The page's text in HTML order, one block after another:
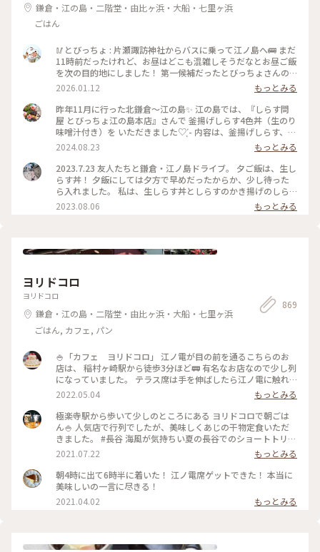
鎌倉・江の島・二階堂・由比ヶ浜・大船・七里ヶ浜
ごはん
🥢とびっちょ : 片瀬諏訪神社からバスに乗って江ノ島へ🚌 まだ
11時前だったけれど、お昼はどこも混雑しそうだなとお昼ご飯
を次の目的地にしました！ 第一候補だったとびっちょさんの
本店へ🐾 整理券を発券して待つことになりました。 70分ほど
待って店内に入り、お昼ご飯にぴったりな時間にいただきます
🙏🏻できました😊 頼んだのは、釜揚げしらす丼です🤍 大きな
どんぶりにたっぷりしらす丼とお野菜たち✨ ご飯の量や卵の有
無なども選べました💡 そのままでも美味しいのですが、特製
のポン酢をかけてさっぱりといただくのがまた格別で😋 最後
まで美味しかったです！ どんぶりには生のりのお味噌汁も付
いていてあたたまりました♨️ : ちょっと休憩して、江ノ島を満
喫します🐾 江ノ島は以前にも来たことがありますが、神社を
参拝した記憶がなく、多分エスカー乗り場1区周辺で引き返し
たような気がします… そんなわけでほぼ初めての江ノ島散策楽
しみます🎵 : 📷:2025.12.29 Mon. : #開運旅 #江ノ島 #江ノ島散
2026.01.12
もっとみる
昨年11月に行った北鎌倉〜江の島✨ 江の島では、『しらす問
屋 とびっちょ江の島本店』さんで 釜揚げしらす4色丼（生のり
味噌汁付き）を いただきました♡ ̖́- 内容は、釜揚げしらす、ネ
ギトロ、 いくら、桜えびの醤油漬けです👏🏻✨️ とっても美味
しくて感動したのに、 なぜか投稿をうっかり忘れていました
(^^;;💦 全ての食材が新鮮︎︎𓂃⟡.· もちろん、釜揚げしらすも と
ても美味しかったです♡ お味噌汁もホッとしました✨ また食
べに行きたいです(*´꒳`*) 江の島にも行きたいなぁ〜🌊⛩️ #し
らす問屋とびっちょ江の島本店 #とびっちょ #しらす #しらす
丼 #釜揚げしらす #釜揚げしらす4色丼 #ことりっぷ旅2024
2024.08.23
もっとみる
2023.7.23 友人たちと鎌倉・江ノ島ドライブ。 夕ご飯は、生し
らす丼！ 夕飯にしては夕方で早めだったからか、少し待った
ら入れました。 私は、生しらす丼としらすのかき揚げのしら
す御膳。佃煮にもしらすがふんだんに使われていて、美味しか
ったです♪ 友人たちは、しらすと海老の醤油漬けや、しらふ
らす #とびっちょ #江ノ島 #鎌倉 #私のことりっぷ旅
2023.08.06 もっとみる
ヨリドコロ
ヨリドコロ
鎌倉・江の島・二階堂・由比ヶ浜・大船・七里ヶ浜
ごはん, カフェ, パン
869
🍚「カフェ ヨリドコロ」 江ノ電が目の前を通るこちらのお
店は、 稲村ヶ崎駅から徒歩3分ほど🚃 有名なお店なので少し列
になっていました。 テラス席は手を伸ばしたら江ノ電に触れ
そうなくらい近い..! ・ ご飯はしらす丼と卵かけご飯を注文。
卵かけご飯は自力で泡立てる方式。 体に良さそうなメニュー
でホッと一息、、 と思ったら、江ノ電が通過するのでずっと
アトラクション気分で楽しめました♪ #春風さんぽ #ヒーリン
グ旅 #Myことりっぷ #鎌倉 #鎌倉カフェ #江ノ電
2022.05.04
もっとみる
極楽寺駅から歩いて少しのところにある ヨリドコロで朝ごは
ん🍚 人気店で行列でしたが、美味しくあじの干物定食いただ
きました。 #長谷 海風が気持ちい夏の長谷でのショートトリッ
プにて🌊☀️ #鎌倉#長谷#極楽寺#ヨリドコロ#朝ごはん
2021.07.22
もっとみる
朝4時に出て6時半に着いた！ 江ノ電席ゲットできた！ 本当に
美味しいの一言に尽きる！
2021.04.02
もっとみる